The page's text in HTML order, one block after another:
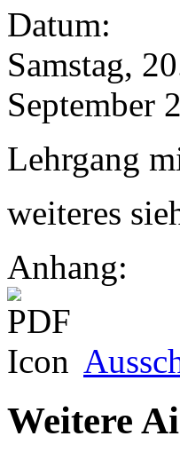
Datum:
Samstag,
September
Lehrgang
weiteres
Anhang:
Weitere